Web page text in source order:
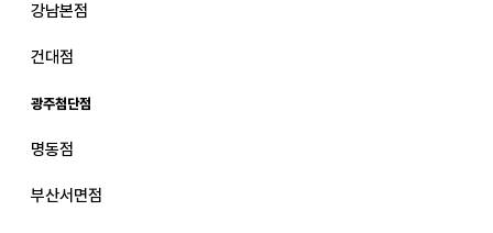
강남본점
남자
강남본점
건대점
광주첨단점
명동점
부산서면점